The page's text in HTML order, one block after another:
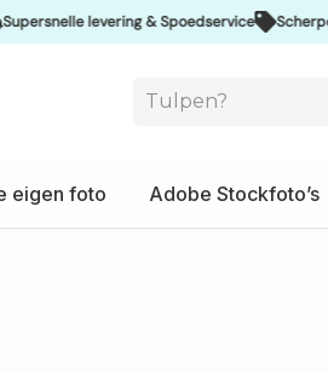
levering & Spoedservice Scherpe prijzen
eigen foto Adobe Stockfoto’s